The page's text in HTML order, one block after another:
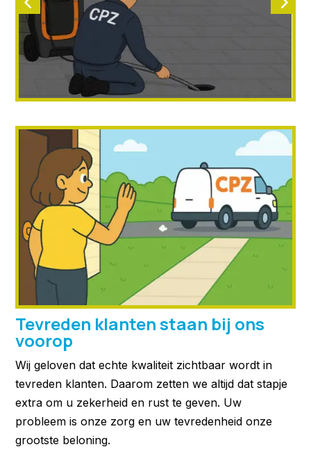
Tevreden klanten staan bij ons
voorop
Wij geloven dat echte kwaliteit zichtbaar wordt in
tevreden klanten. Daarom zetten we altijd dat stapje
extra om u zekerheid en rust te geven. Uw
probleem is onze zorg en uw tevredenheid onze
grootste beloning.